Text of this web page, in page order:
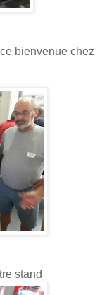
bienvenue chez
stand